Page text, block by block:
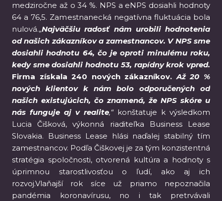
medziročne až o 34 %. NPS a eNPS dosiahli hodnoty
64 a 76,5. Zamestnanecká negatívna fluktuácia bola
nulová.„Najväčšiu radosť nám urobili hodnotenia
od našich zákazníkov a zamestnancov. V NPS sme
dosiahli hodnotu 64, čo je oproti minulému roku,
kedy sme dosiahli hodnotu 53, rapídny krok vpred.
Firma získala 240 nových zákazníkov.Až 20 %
nových klientov k nám bolo odporučených od
našich existujúcich, čo znamená, že NPS skóre u
nás funguje aj v realite,“ konštatuje k výsledkom
Lucia Čišková, výkonná riaditeľka Business Lease
Slovakia. Business Lease hlási naďalej stabilný tím
zamestnancov. Podľa Čiškovej je za tým konzistentná
stratégia spoločnosti, otvorená kultúra a hodnoty s
úprimnou starostlivosťou o ľudí, ako aj ich
rozvoj.Vlaňajší rok síce už priamo nepoznačila
pandémia koronavírusu, no i tak pretrvávali